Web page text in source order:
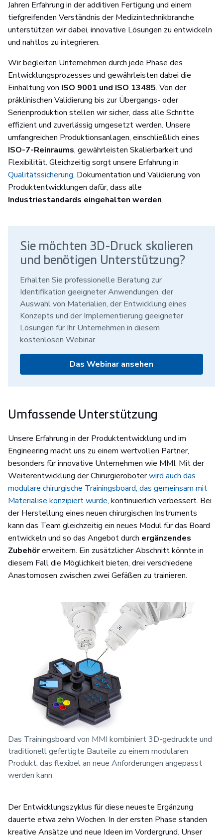
Jahren Erfahrung in der additiven Fertigung und einem
tiefgreifenden Verständnis der Medizintechnikbranche
unterstützen wir dabei, innovative Lösungen zu entwickeln
und nahtlos zu integrieren.
Wir begleiten Unternehmen durch jede Phase des
Entwicklungsprozesses und gewährleisten dabei die
Einhaltung von ISO 9001 und ISO 13485. Von der
präklinischen Validierung bis zur Übergangs- oder
Serienproduktion stellen wir sicher, dass alle Schritte
effizient und zuverlässig umgesetzt werden. Unsere
umfangreichen Produktionsanlagen, einschließlich eines
ISO-7-Reinraums, gewährleisten Skalierbarkeit und
Flexibilität. Gleichzeitig sorgt unsere Erfahrung in
Qualitätssicherung, Dokumentation und Validierung von
Produktentwicklungen dafür, dass alle
Industriestandards eingehalten werden.
Sie möchten 3D-Druck skalieren
und benötigen Unterstützung?
Erhalten Sie professionelle Beratung zur
Identifikation geeigneter Anwendungen, der
Auswahl von Materialien, der Entwicklung eines
Konzepts und der Implementierung geeigneter
Lösungen für Ihr Unternehmen in diesem
kostenlosen Webinar.
Das Webinar ansehen
Umfassende Unterstützung
Unsere Erfahrung in der Produktentwicklung und im
Engineering macht uns zu einem wertvollen Partner,
besonders für innovative Unternehmen wie MMI. Mit der
Weiterentwicklung der Chirurgieroboterwird auch das
modulare chirurgische Trainingsboard, das gemeinsam mit
Materialise konzipiert wurde, kontinuierlich verbessert. Bei
der Herstellung eines neuen chirurgischen Instruments
kann das Team gleichzeitig ein neues Modul für das Board
entwickeln und so das Angebot durch ergänzendes
Zubehörerweitern. Ein zusätzlicher Abschnitt könnte in
diesem Fall die Möglichkeit bieten, drei verschiedene
Anastomosen zwischen zwei Gefäßen zu trainieren.
Das Trainingsboard von MMI kombiniert 3D-gedruckte und
traditionell gefertigte Bauteile zu einem modularen
Produkt, das flexibel an neue Anforderungen angepasst
werden kann
Der Entwicklungszyklus für diese neueste Ergänzung
dauerte etwa zehn Wochen. In der ersten Phase standen
kreative Ansätze und neue Ideen im Vordergrund. Unser